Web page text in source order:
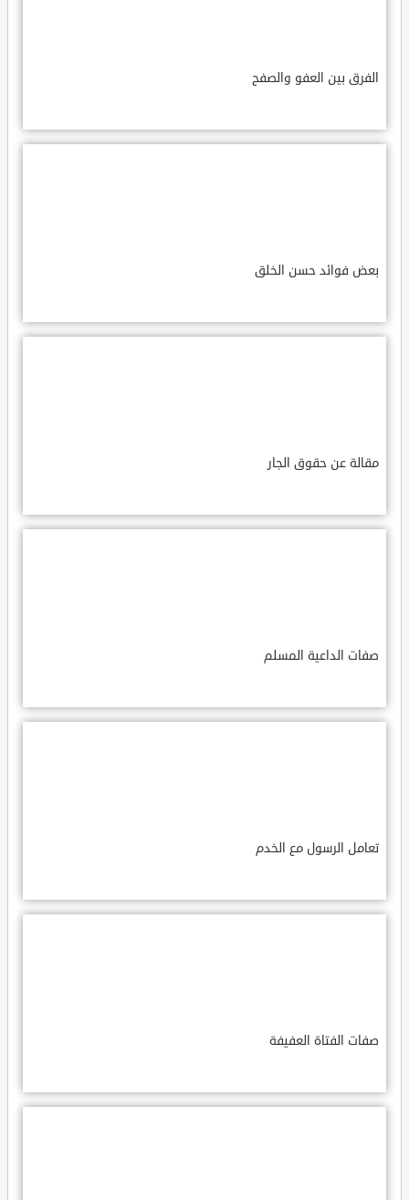
الفرق بين العفو والصفح
بعض فوائد حسن الخلق
مقالة عن حقوق الجار
صفات الداعية المسلم
تعامل الرسول مع الخدم
صفات الفتاة العفيفة